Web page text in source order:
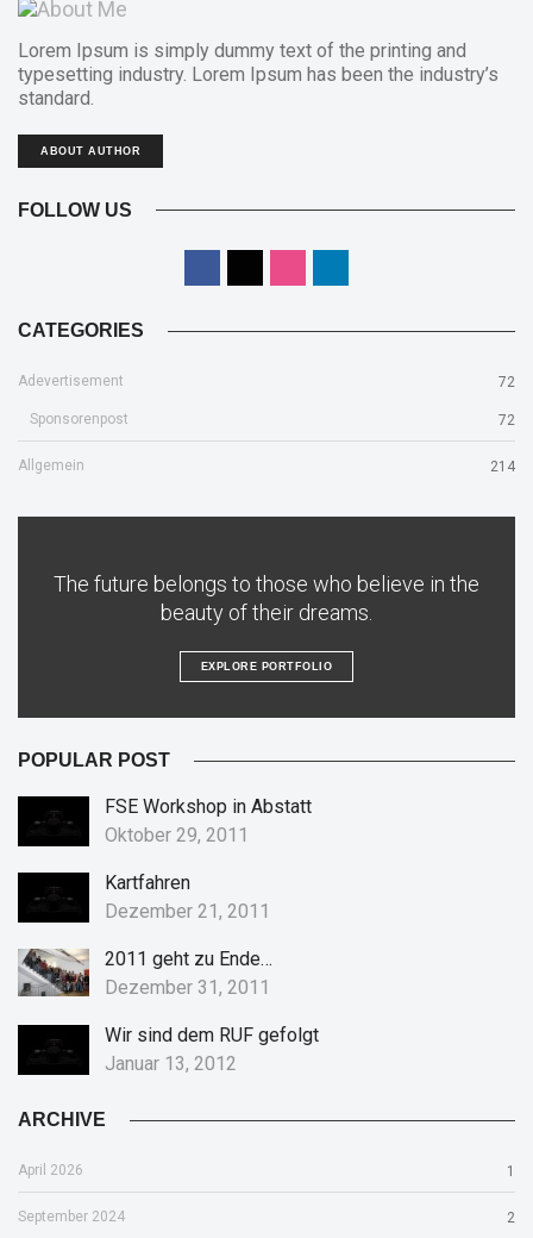
Lorem Ipsum is simply dummy text of the printing and
typesetting industry. Lorem Ipsum has been the industry’s
standard.
ABOUT AUTHOR
FOLLOW US
CATEGORIES
Adevertisement 72
Sponsorenpost 72
Allgemein 214
The future belongs to those who believe in the
beauty of their dreams.
EXPLORE PORTFOLIO
POPULAR POST
FSE Workshop in Abstatt
Oktober 29, 2011
Kartfahren
Dezember 21, 2011
2011 geht zu Ende…
Dezember 31, 2011
Wir sind dem RUF gefolgt
Januar 13, 2012
ARCHIVE
April 2026 1
September 2024 2